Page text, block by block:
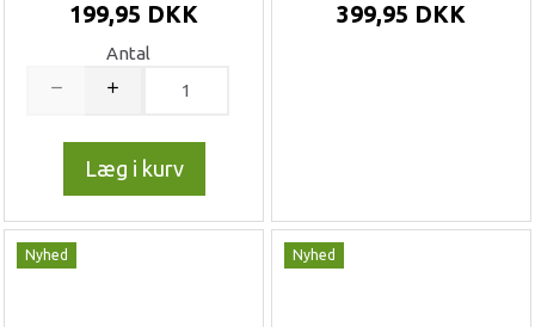
199,95 DKK
Antal
Læg i kurv
399,95 DKK
Nyhed Nyhed